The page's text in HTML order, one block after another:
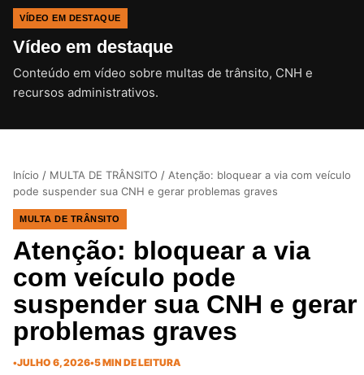
VÍDEO EM DESTAQUE
Vídeo em destaque
Conteúdo em vídeo sobre multas de trânsito, CNH e
recursos administrativos.CLIQUE PARA ATIVAR O SOM
Início / MULTA DE TRÂNSITO / Atenção: bloquear a via com veículo
pode suspender sua CNH e gerar problemas graves
MULTA DE TRÂNSITO
Atenção: bloquear a via
com veículo pode
suspender sua CNH e gerar
problemas graves
•JULHO 6, 2026•5 MIN DE LEITURA